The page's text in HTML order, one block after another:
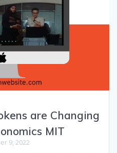
are Changing
MIT
9, 2022